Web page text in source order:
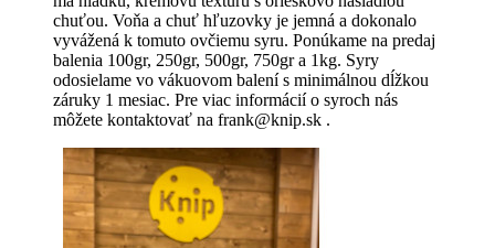
chuťou. Voňa a chuť hľuzovky je jemná a dokonalo
vyvážená k tomuto ovčiemu syru. Ponúkame na predaj
balenia 100gr, 250gr, 500gr, 750gr a 1kg. Syry
odosielame vo vákuovom balení s minimálnou dĺžkou
záruky 1 mesiac. Pre viac informácií o syroch nás
môžete kontaktovať na frank@knip.sk .